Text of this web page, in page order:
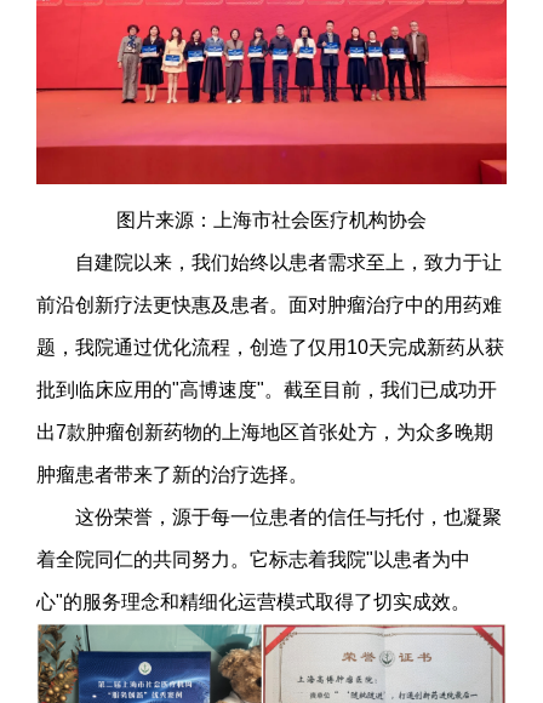
图片来源：上海市社会医疗机构协会
自建院以来，我们始终以患者需求至上，致力于让
前沿创新疗法更快惠及患者。面对肿瘤治疗中的用药难
题，我院通过优化流程，创造了仅用10天完成新药从获
批到临床应用的"高博速度"。截至目前，我们已成功开
出7款肿瘤创新药物的上海地区首张处方，为众多晚期
肿瘤患者带来了新的治疗选择。
这份荣誉，源于每一位患者的信任与托付，也凝聚
着全院同仁的共同努力。它标志着我院"以患者为中
心"的服务理念和精细化运营模式取得了切实成效。